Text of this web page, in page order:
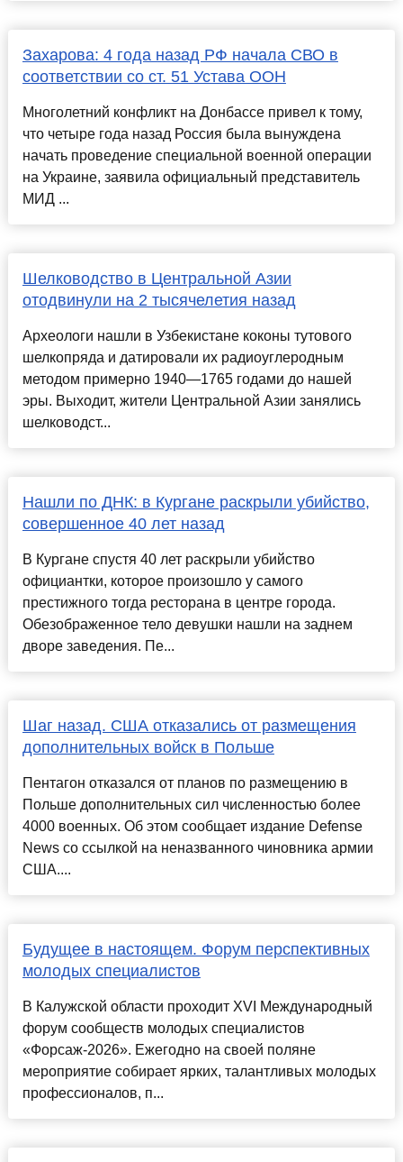
Захарова: 4 года назад РФ начала СВО в
соответствии со ст. 51 Устава ООН
Многолетний конфликт на Донбассе привел к тому,
что четыре года назад Россия была вынуждена
начать проведение специальной военной операции
на Украине, заявила официальный представитель
МИД ...
Шелководство в Центральной Азии
отодвинули на 2 тысячелетия назад
Археологи нашли в Узбекистане коконы тутового
шелкопряда и датировали их радиоуглеродным
методом примерно 1940—1765 годами до нашей
эры. Выходит, жители Центральной Азии занялись
шелководст...
Нашли по ДНК: в Кургане раскрыли убийство,
совершенное 40 лет назад
В Кургане спустя 40 лет раскрыли убийство
официантки, которое произошло у самого
престижного тогда ресторана в центре города.
Обезображенное тело девушки нашли на заднем
дворе заведения. Пе...
Шаг назад. США отказались от размещения
дополнительных войск в Польше
Пентагон отказался от планов по размещению в
Польше дополнительных сил численностью более
4000 военных. Об этом сообщает издание Defense
News со ссылкой на неназванного чиновника армии
США....
Будущее в настоящем. Форум перспективных
молодых специалистов
В Калужской области проходит XVI Международный
форум сообществ молодых специалистов
«Форсаж-2026». Ежегодно на своей поляне
мероприятие собирает ярких, талантливых молодых
профессионалов, п...